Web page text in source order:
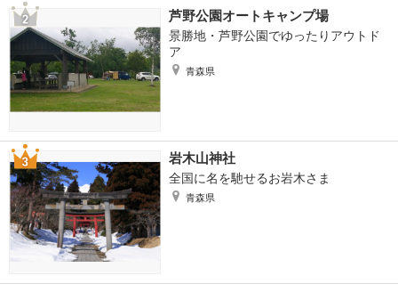
芦野公園オートキャンプ場
景勝地・芦野公園でゆったりアウトド
ア
青森県
岩木山神社
全国に名を馳せるお岩木さま
青森県